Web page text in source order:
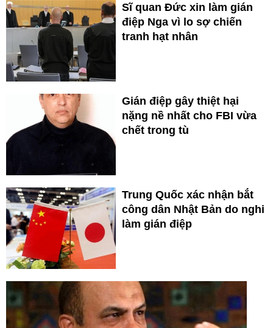
Sĩ quan Đức xin làm gián
điệp Nga vì lo sợ chiến
tranh hạt nhân
Gián điệp gây thiệt hại
nặng nề nhất cho FBI vừa
chết trong tù
Trung Quốc xác nhận bắt
công dân Nhật Bản do nghi
làm gián điệp